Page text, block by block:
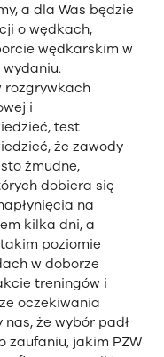
a dla Was będzie
o wędkach,
wędkarskim w
rozgrywkach
i
test
że zawody
żmudne,
dobiera się
na
kilka dni, a
poziomie
w doborze
treningów i
oczekiwania
że wybór padł
zaufaniu, jakim PZW